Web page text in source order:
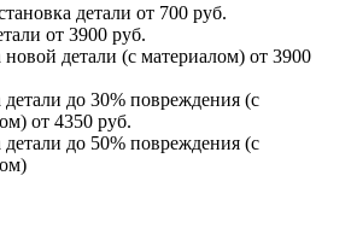
детали от 700 руб.
от 3900 руб.
детали (с материалом) от 3900
детали до 30% повреждения (с
от 4350 руб.
детали до 50% повреждения (с